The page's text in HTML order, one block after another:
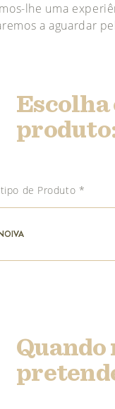
lhe uma
a aguardar
Escolha
de Produto *
Quando